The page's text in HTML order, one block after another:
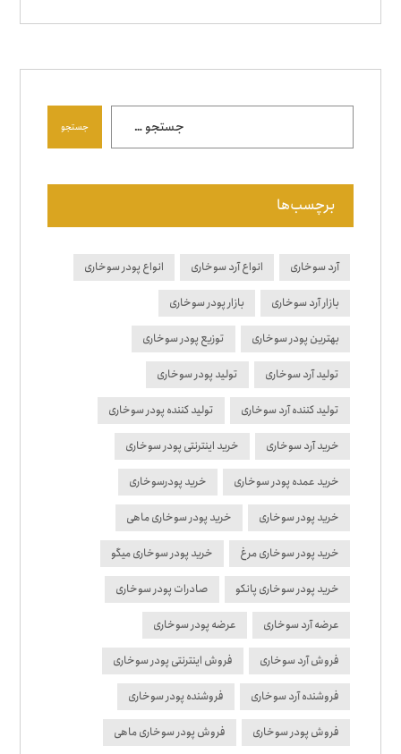
جستجو
برچسب‌ها
آرد سوخاری انواع آرد سوخاری انواع پودر سوخاری
بازار آرد سوخاری بازار پودر سوخاری
بهترین پودر سوخاری توزیع پودر سوخاری
تولید آرد سوخاری تولید پودر سوخاری
تولید کننده آرد سوخاری تولید کننده پودر سوخاری
خرید آرد سوخاری خرید اینترنتی پودر سوخاری
خرید عمده پودر سوخاری خرید پودرسوخاری
خرید پودر سوخاری خرید پودر سوخاری ماهی
خرید پودر سوخاری مرغ خرید پودر سوخاری میگو
خرید پودر سوخاری پانکو صادرات پودر سوخاری
عرضه آرد سوخاری عرضه پودر سوخاری
فروش آرد سوخاری فروش اینترنتی پودر سوخاری
فروشنده آرد سوخاری فروشنده پودر سوخاری
فروش پودر سوخاری فروش پودر سوخاری ماهی